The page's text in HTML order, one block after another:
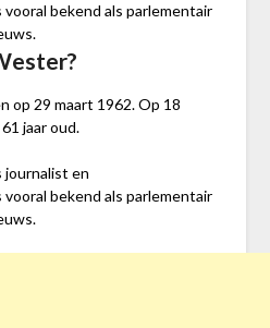
bekend als parlementair
op 29 maart 1962. Op 18
jaar oud.
journalist en
bekend als parlementair